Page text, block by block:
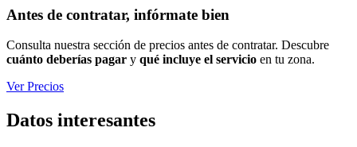
Antes de contratar, infórmate bien
Consulta nuestra sección de precios antes de contratar. Descubre
cuánto deberías pagar y qué incluye el servicio en tu zona.
Ver Precios
Datos interesantes